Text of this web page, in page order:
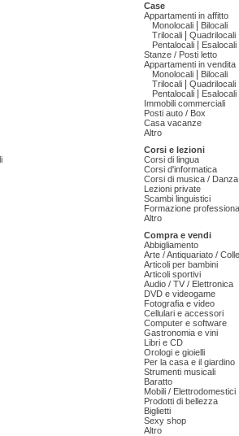
Case
Appartamenti in affitto
Monolocali
Bilocali
Trilocali
Quadrilocali
Pentalocali
Esalocali
Stanze / Posti letto
Appartamenti in vendita
Monolocali
Bilocali
Trilocali
Quadrilocali
Pentalocali
Esalocali
Immobili commerciali
Posti auto / Box
Casa vacanze
Altro
Corsi e lezioni
Corsi di lingua
Corsi d'informatica
Corsi di musica /
Lezioni private
Scambi linguistici
Formazione
Altro
Compra e vendi
Abbigliamento
Arte / Antiquariato /
Articoli per bambini
Articoli sportivi
Audio / TV / Elettronica
DVD e videogame
Fotografia e video
Cellulari e accessori
Computer e software
Gastronomia e vini
Libri e CD
Orologi e gioielli
Per la casa e il giardino
Strumenti musicali
Baratto
Mobili / Elettrodomestici
Prodotti di bellezza
Biglietti
Sexy shop
Altro